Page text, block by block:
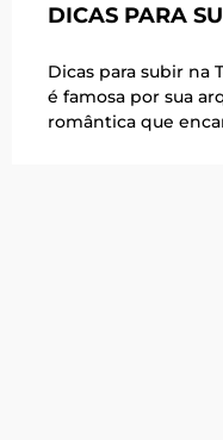
DICAS PARA
Dicas para subir na
é famosa por sua
romântica que